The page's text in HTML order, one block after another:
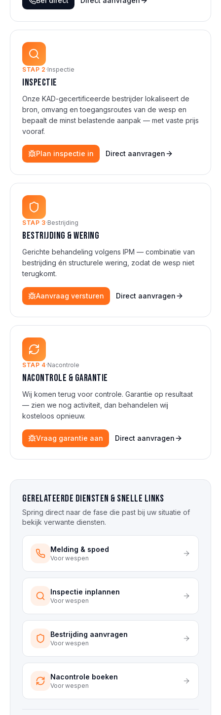
STAP 2 ·Inspectie
Inspectie
Onze KAD-gecertificeerde bestrijder lokaliseert de
bron, omvang en toegangsroutes van de wesp en
bepaalt de minst belastende aanpak — met vaste prijs
vooraf.
Plan inspectie in Direct aanvragen
STAP 3·Bestrijding
Bestrijding & wering
Gerichte behandeling volgens IPM — combinatie van
bestrijding én structurele wering, zodat de wesp niet
terugkomt.
Aanvraag versturen Direct aanvragen
STAP 4·Nacontrole
Nacontrole & garantie
Wij komen terug voor controle. Garantie op resultaat
— zien we nog activiteit, dan behandelen wij
kosteloos opnieuw.
Vraag garantie aan Direct aanvragen
Gerelateerde diensten & snelle links
Spring direct naar de fase die past bij uw situatie of
bekijk verwante diensten.
Melding & spoed
Voorwespen
Inspectie inplannen
Voorwespen
Bestrijding aanvragen
Voorwespen
Nacontrole boeken
Voorwespen